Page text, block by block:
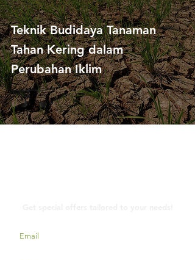
Teknik Budidaya Tanaman
Tahan Kering dalam
Perubahan Iklim